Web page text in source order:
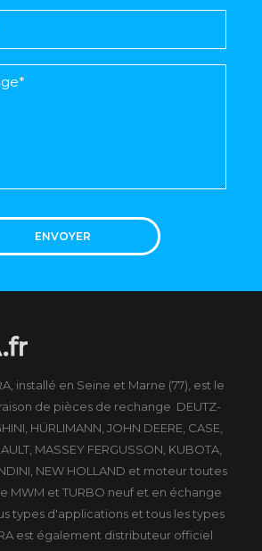
ENVOYER
installé en Seine et Marne (77), est le
de pièces de rechange DEUTZ-
HÜRLIMANN, JOHN DEERE, CASE,
MASSEY FERGUSSON, KUBOTA,
NEW HOLLAND et moteur toutes
MWM et TURBO neuf et en échange
types d'applications et tous les types
est également distributeur officiel